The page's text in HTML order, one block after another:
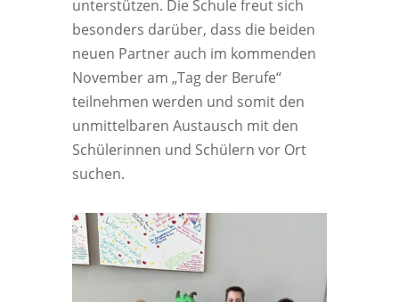
unterstützen. Die Schule freut sich
besonders darüber, dass die beiden
neuen Partner auch im kommenden
November am „Tag der Berufe“
teilnehmen werden und somit den
unmittelbaren Austausch mit den
Schülerinnen und Schülern vor Ort
suchen.